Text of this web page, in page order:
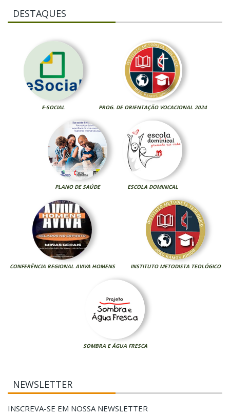
DESTAQUES
E-SOCIAL PROG. DE ORIENTAÇÃO VOCACIONAL 2024
PLANO DE SAÚDE ESCOLA DOMINICAL
CONFERÊNCIA REGIONAL AVIVA HOMENS INSTITUTO METODISTA TEOLÓGICO
SOMBRA E ÁGUA FRESCA
NEWSLETTER
INSCREVA-SE EM NOSSA NEWSLETTER